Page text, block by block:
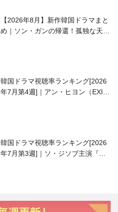
【2026年8月】新作韓国ドラマまと
め｜ソン・ガンの帰還！孤独な天才
韓国ドラマ視聴率ランキング[2026
年7月第4週]｜アン・ヒヨン（EXID
韓国ドラマ視聴率ランキング[2026
年7月第3週]｜ソ・ジソブ主演『エ